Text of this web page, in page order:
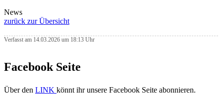
News
zurück zur Übersicht
Verfasst am 14.03.2026 um 18:13 Uhr
Facebook Seite
Über den LINK könnt ihr unsere Facebook Seite abonnieren.